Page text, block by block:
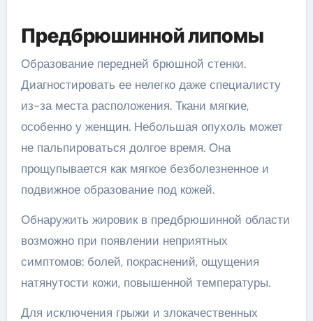
Предбрюшинной липомы
Образование передней брюшной стенки.
Диагностировать ее нелегко даже специалисту
из-за места расположения. Ткани мягкие,
особенно у женщин. Небольшая опухоль может
не пальпироваться долгое время. Она
прощупывается как мягкое безболезненное и
подвижное образование под кожей.
Обнаружить жировик в предбрюшинной области
возможно при появлении неприятных
симптомов: болей, покраснений, ощущения
натянутости кожи, повышенной температуры.
Для исключения грыжи и злокачественных